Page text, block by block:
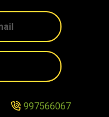
997566067